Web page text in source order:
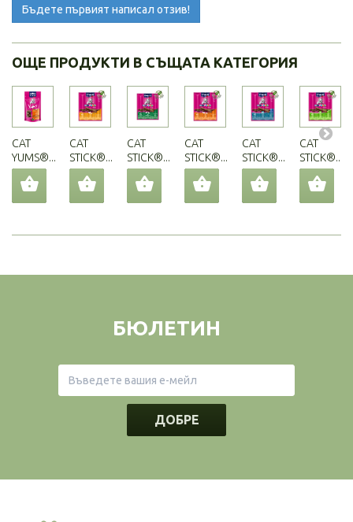
Бъдете първият написал отзив!
ОЩЕ ПРОДУКТИ В СЪЩАТА КАТЕГОРИЯ
CAT
YUMS®...
CAT
STICK®...
CAT
STICK®...
CAT
STICK®...
CAT
STICK®...
CAT
STICK®...
БЮЛЕТИН
ДОБРЕ